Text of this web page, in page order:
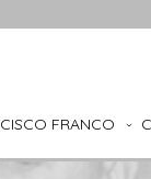
FRANCO